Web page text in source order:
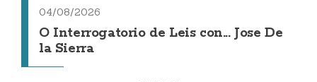
04/08/2026
O Interrogatorio de Leis con... Jose De
la Sierra